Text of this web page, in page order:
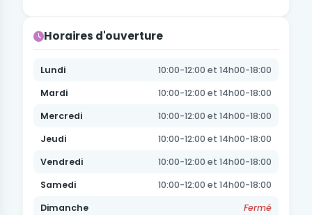
Horaires d'ouverture
Lundi
10:00-12:00 et 14h00-18:00
Mardi
10:00-12:00 et 14h00-18:00
Mercredi
10:00-12:00 et 14h00-18:00
Jeudi
10:00-12:00 et 14h00-18:00
Vendredi
10:00-12:00 et 14h00-18:00
Samedi
10:00-12:00 et 14h00-18:00
Dimanche
Fermé